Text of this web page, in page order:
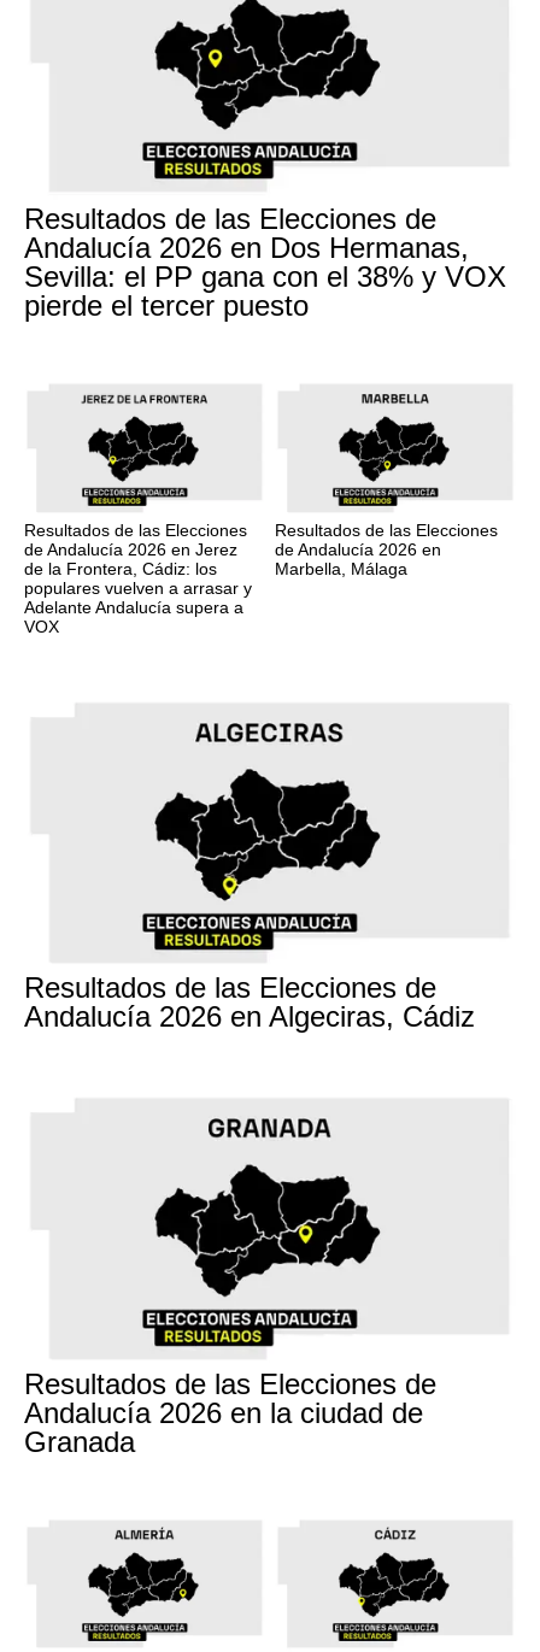
Resultados de las Elecciones de
Andalucía 2026 en Dos Hermanas,
Sevilla: el PP gana con el 38% y VOX
pierde el tercer puesto
Resultados de las Elecciones
de Andalucía 2026 en Jerez
de la Frontera, Cádiz: los
populares vuelven a arrasar y
Adelante Andalucía supera a
VOX
Resultados de las Elecciones
de Andalucía 2026 en
Marbella, Málaga
Resultados de las Elecciones de
Andalucía 2026 en Algeciras, Cádiz
Resultados de las Elecciones de
Andalucía 2026 en la ciudad de
Granada